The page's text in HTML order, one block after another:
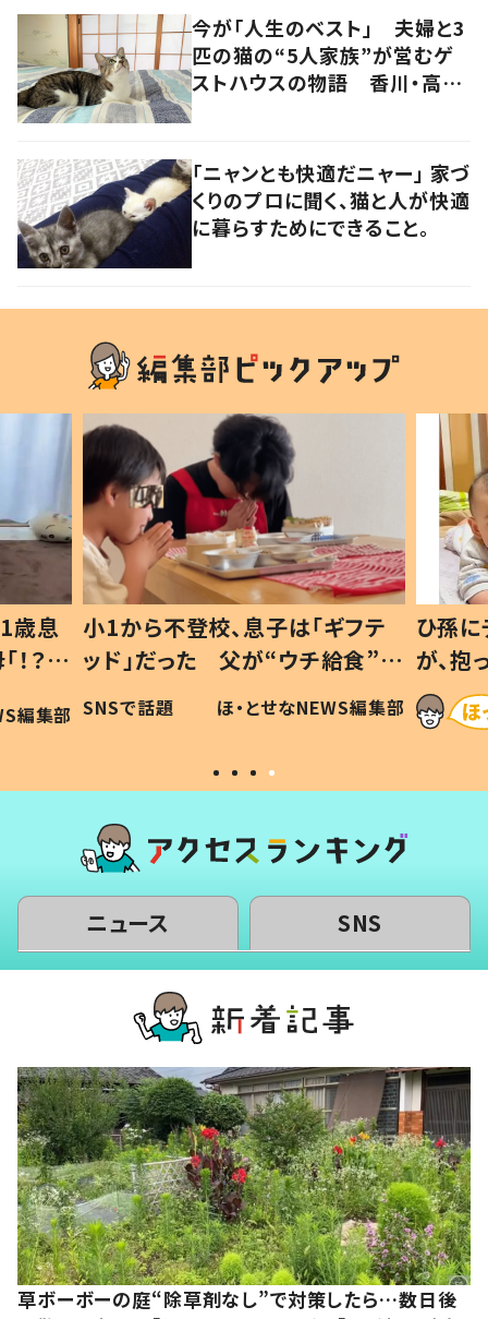
今が「人生のベスト」 夫婦と3
匹の猫の“5人家族”が営むゲ
ストハウスの物語 香川・高松
「ニャンとも快適だニャー」 家づ
くりのプロに聞く、猫と人が快適
に暮らすためにできること。
歳息
？」
編集部
小1から不登校、息子は「ギフテ
ッド」だった 父が“ウチ給食”を
作り続ける理由とは #令和の親
#令和の子
SNSで話題 ほ・とせなNEWS編集部
ひ孫
が、
「涙が
い」
ニュース SNS
草ボーボーの庭“除草剤なし”で対策したら…数日後